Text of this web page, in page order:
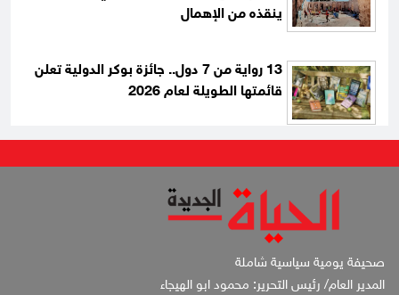
ينقذه من الإهمال
13 رواية من 7 دول.. جائزة بوكر الدولية تعلن
قائمتها الطويلة لعام 2026
صحيفة يومية سياسية شاملة
المدير العام/ رئيس التحرير: محمود ابو الهيجاء